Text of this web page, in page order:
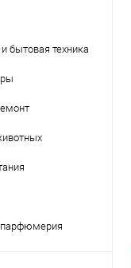
бытовая техника